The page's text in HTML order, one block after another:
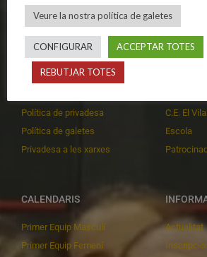
CLUB
Història
Organització
Publicacions
Política de privadesa
Política de galetes
Privadesa a les xarxes
Primer
Primer
C.E. El
Escola
CALENDARIS
Primer Equip Masculí
Primer Equip Femení
Actualitat
Veure la nostra política de galetes
CONFIGURAR ACCEPTAR TOTES
REBUTJAR TOTES